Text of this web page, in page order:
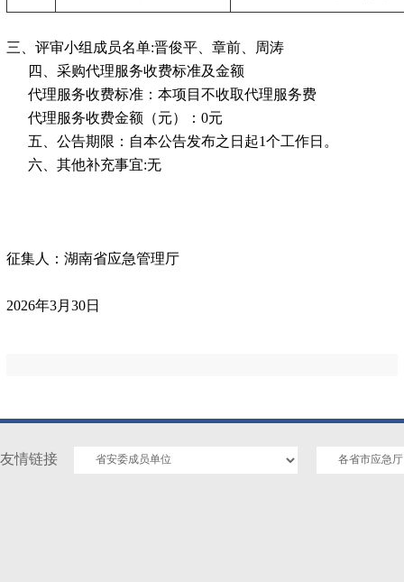
三、评审小组成员名单:晋俊平、章前、周涛
四、采购代理服务收费标准及金额
代理服务收费标准：本项目不收取代理服务费
代理服务收费金额（元）：0元
五、公告期限：自本公告发布之日起1个工作日。
六、其他补充事宜:无
征集人：湖南省应急管理厅
2026年3月30日
友情链接